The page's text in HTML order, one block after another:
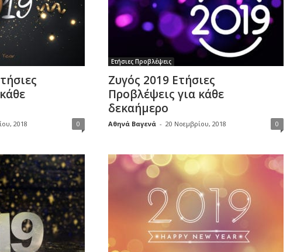
2018 0
Ετήσιες Προβλέψεις
Ζυγός 2019 Ετήσιες
Προβλέψεις για κάθε
δεκαήμερο
Αθηνά Βαγενά - 20 Νοεμβρίου, 2018 0